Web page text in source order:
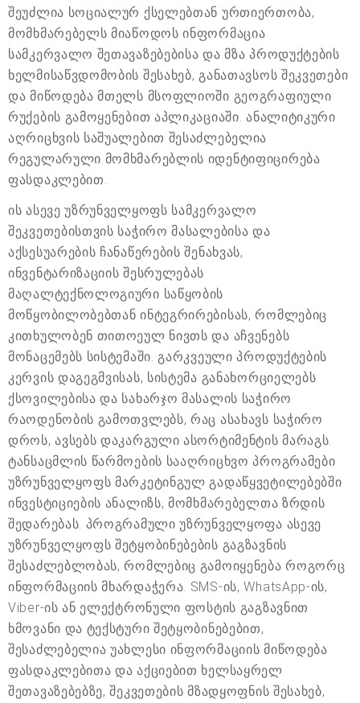
შეუძლია სოციალურ ქსელებთან ურთიერთობა,
მომხმარებელს მიაწოდოს ინფორმაცია
სამკერვალო შეთავაზებებისა და მზა პროდუქტების
ხელმისაწვდომობის შესახებ, განათავსოს შეკვეთები
და მიწოდება მთელს მსოფლიოში გეოგრაფიული
რუქების გამოყენებით აპლიკაციაში. ანალიტიკური
აღრიცხვის საშუალებით შესაძლებელია
რეგულარული მომხმარებლის იდენტიფიცირება
ფასდაკლებით.
ის ასევე უზრუნველყოფს სამკერვალო
შეკვეთებისთვის საჭირო მასალებისა და
აქსესუარების ჩანაწერების შენახვას,
ინვენტარიზაციის შესრულებას
მაღალტექნოლოგიური საწყობის
მოწყობილობებთან ინტეგრირებისას, რომლებიც
კითხულობენ თითოეულ ნივთს და აჩვენებს
მონაცემებს სისტემაში. გარკვეული პროდუქტების
კერვის დაგეგმვისას, სისტემა განახორციელებს
ქსოვილებისა და სახარჯო მასალის საჭირო
რაოდენობის გამოთვლებს, რაც ასახავს საჭირო
დროს, ავსებს დაკარგული ასორტიმენტის მარაგს.
ტანსაცმლის წარმოების სააღრიცხვო პროგრამები
უზრუნველყოფს მარკეტინგულ გადაწყვეტილებებში
ინვესტიციების ანალიზს, მომხმარებელთა ზრდის
შედარებას. პროგრამული უზრუნველყოფა ასევე
უზრუნველყოფს შეტყობინებების გაგზავნის
შესაძლებლობას, რომლებიც გამოიყენება როგორც
ინფორმაციის მხარდაჭერა. SMS-ის, WhatsApp-ის,
Viber-ის ან ელექტრონული ფოსტის გაგზავნით
ხმოვანი და ტექსტური შეტყობინებებით,
შესაძლებელია უახლესი ინფორმაციის მიწოდება
ფასდაკლებითა და აქციებით ხელსაყრელ
შეთავაზებებზე, შეკვეთების მზადყოფნის შესახებ,